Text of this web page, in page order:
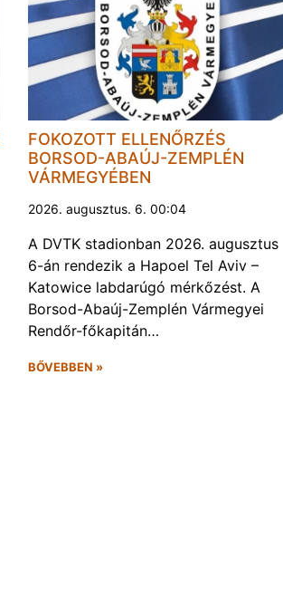
FOKOZOTT ELLENŐRZÉS
BORSOD-ABAÚJ-ZEMPLÉN
VÁRMEGYÉBEN
2026. augusztus. 6. 00:04
A DVTK stadionban 2026. augusztus
6-án rendezik a Hapoel Tel Aviv –
Katowice labdarúgó mérkőzést. A
Borsod-Abaúj-Zemplén Vármegyei
Rendőr-főkapitán…
BŐVEBBEN »